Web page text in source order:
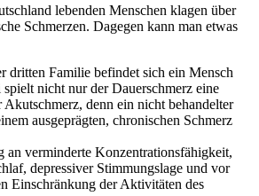
lebenden Menschen klagen über
Schmerzen. Dagegen kann man etwas
dritten Familie befindet sich ein Mensch
nicht nur der Dauerschmerz eine
Akutschmerz, denn ein nicht behandelter
ausgeprägten, chronischen Schmerz
an verminderte Konzentrationsfähigkeit,
depressiver Stimmungslage und vor
Einschränkung der Aktivitäten des